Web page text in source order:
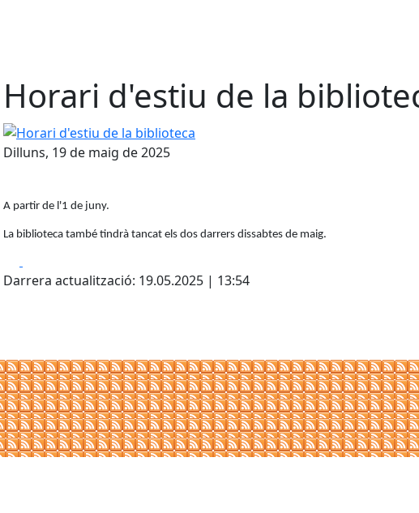
Horari d'estiu de la
Horari d'estiu de la biblioteca
Dilluns, 19 de maig de 2025
A partir de l'1 de juny.
La biblioteca també tindrà tancat els dos darrers dissabtes de maig.
Darrera actualització: 19.05.2025 | 13:54